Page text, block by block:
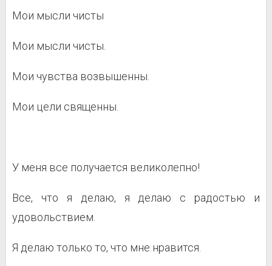
Мои мысли чисты
Мои мысли чисты.
Мои чувства возвышенны.
Мои цели священны.
У меня все получается великолепно!
Все, что я делаю, я делаю с радостью и
удовольствием.
Я делаю только то, что мне нравится.